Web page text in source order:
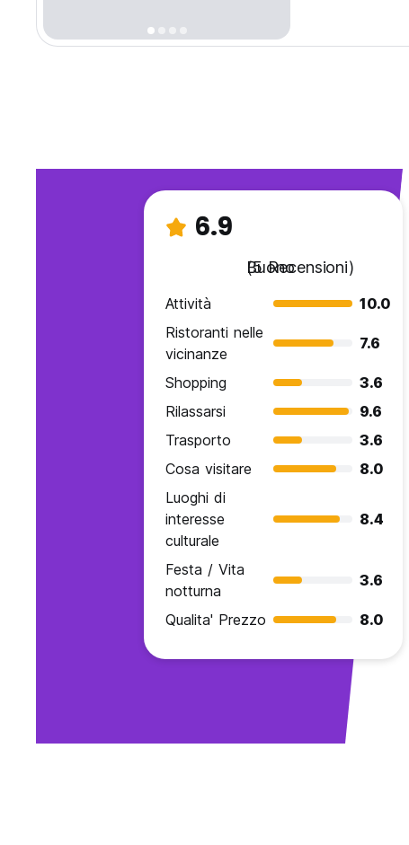
6.9
Buono
(5 Recensioni)
Attività
10.0
Ristoranti nelle
vicinanze
7.6
Shopping
3.6
Rilassarsi
9.6
Trasporto
3.6
Cosa visitare
8.0
Luoghi di
interesse
culturale
8.4
Festa / Vita
notturna
3.6
Qualita' Prezzo 8.0